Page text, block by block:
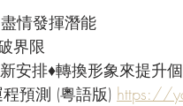
情發揮潛能
界限
安排♦轉換形象來提升
預測 (粵語版) https://